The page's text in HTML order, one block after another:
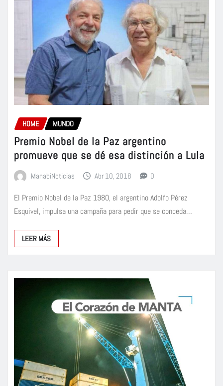
HOME MUNDO
Premio Nobel de la Paz argentino
promueve que se dé esa distinción a Lula
ManabiNoticias Abr 10, 2018 0
El Premio Nobel de la Paz 1980, el argentino Adolfo Pérez
Esquivel, impulsa una campaña para pedir que se conceda…
LEER MÁS